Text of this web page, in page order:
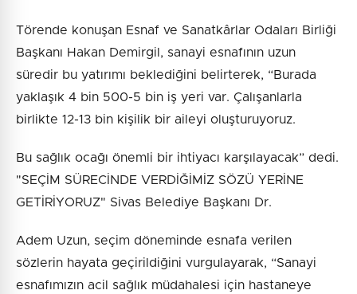
Törende konuşan Esnaf ve Sanatkârlar Odaları Birliği
Başkanı Hakan Demirgil, sanayi esnafının uzun
süredir bu yatırımı beklediğini belirterek, “Burada
yaklaşık 4 bin 500-5 bin iş yeri var. Çalışanlarla
birlikte 12-13 bin kişilik bir aileyi oluşturuyoruz.
Bu sağlık ocağı önemli bir ihtiyacı karşılayacak” dedi.
"SEÇİM SÜRECİNDE VERDİĞİMİZ SÖZÜ YERİNE
GETİRİYORUZ" Sivas Belediye Başkanı Dr.
Adem Uzun, seçim döneminde esnafa verilen
sözlerin hayata geçirildiğini vurgulayarak, “Sanayi
esnafımızın acil sağlık müdahalesi için hastaneye